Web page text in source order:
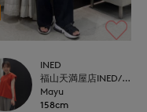
INED
福山天満屋店INED/7-IDconcept./Maglie
Mayu
158cm